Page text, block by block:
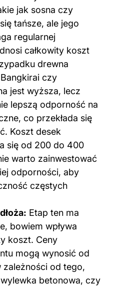
jak sosna czy
tańsze, ale jego
regularnej
całkowity koszt
drewna
czy
jest wyższa, lecz
lepszą odporność na
co przekłada się
Koszt desek
się od 200 do 400
warto zainwestować
odporności, aby
częstych
Etap ten ma
bowiem wpływa
koszt. Ceny
mogą wynosić od
zależności od tego,
betonowa, czy